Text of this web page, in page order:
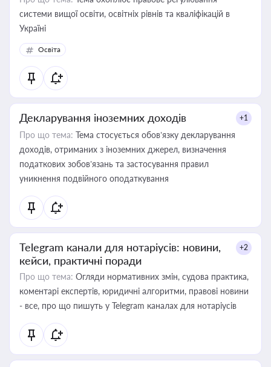
системи вищої освіти, освітніх рівнів та кваліфікацій в
Україні
Освіта
Декларування іноземних доходів +1
Про що тема: Тема стосується обов’язку декларування
доходів, отриманих з іноземних джерел, визначення
податкових зобов’язань та застосування правил
уникнення подвійного оподаткування
Telegram канали для нотаріусів: новини,
кейси, практичні поради
+2
Про що тема: Огляди нормативних змін, судова практика,
коментарі експертів, юридичні алгоритми, правові новини
- все, про що пишуть у Telegram каналах для нотаріусів